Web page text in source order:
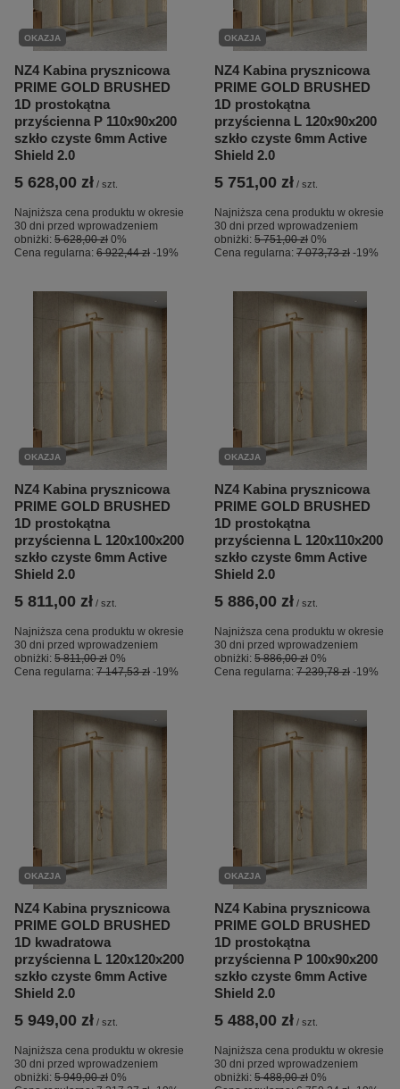
OKAZJA
NZ4 Kabina prysznicowa
PRIME GOLD BRUSHED
1D prostokątna
przyścienna P 110x90x200
szkło czyste 6mm Active
Shield 2.0
5 628,00 zł / szt.
Najniższa cena produktu w okresie
30 dni przed wprowadzeniem
obniżki: 5 628,00 zł 0%
Cena regularna: 6 922,44 zł -19%
OKAZJA
NZ4 Kabina prysznicowa
PRIME GOLD BRUSHED
1D prostokątna
przyścienna L 120x90x200
szkło czyste 6mm Active
Shield 2.0
5 751,00 zł / szt.
Najniższa cena produktu w okresie
30 dni przed wprowadzeniem
obniżki: 5 751,00 zł 0%
Cena regularna: 7 073,73 zł -19%
OKAZJA
NZ4 Kabina prysznicowa
PRIME GOLD BRUSHED
1D prostokątna
przyścienna L 120x100x200
szkło czyste 6mm Active
Shield 2.0
5 811,00 zł / szt.
Najniższa cena produktu w okresie
30 dni przed wprowadzeniem
obniżki: 5 811,00 zł 0%
Cena regularna: 7 147,53 zł -19%
OKAZJA
NZ4 Kabina prysznicowa
PRIME GOLD BRUSHED
1D prostokątna
przyścienna L 120x110x200
szkło czyste 6mm Active
Shield 2.0
5 886,00 zł / szt.
Najniższa cena produktu w okresie
30 dni przed wprowadzeniem
obniżki: 5 886,00 zł 0%
Cena regularna: 7 239,78 zł -19%
OKAZJA
NZ4 Kabina prysznicowa
PRIME GOLD BRUSHED
1D kwadratowa
przyścienna L 120x120x200
szkło czyste 6mm Active
Shield 2.0
5 949,00 zł / szt.
Najniższa cena produktu w okresie
30 dni przed wprowadzeniem
obniżki: 5 949,00 zł 0%
OKAZJA
NZ4 Kabina prysznicowa
PRIME GOLD BRUSHED
1D prostokątna
przyścienna P 100x90x200
szkło czyste 6mm Active
Shield 2.0
5 488,00 zł / szt.
Najniższa cena produktu w okresie
30 dni przed wprowadzeniem
obniżki: 5 488,00 zł 0%